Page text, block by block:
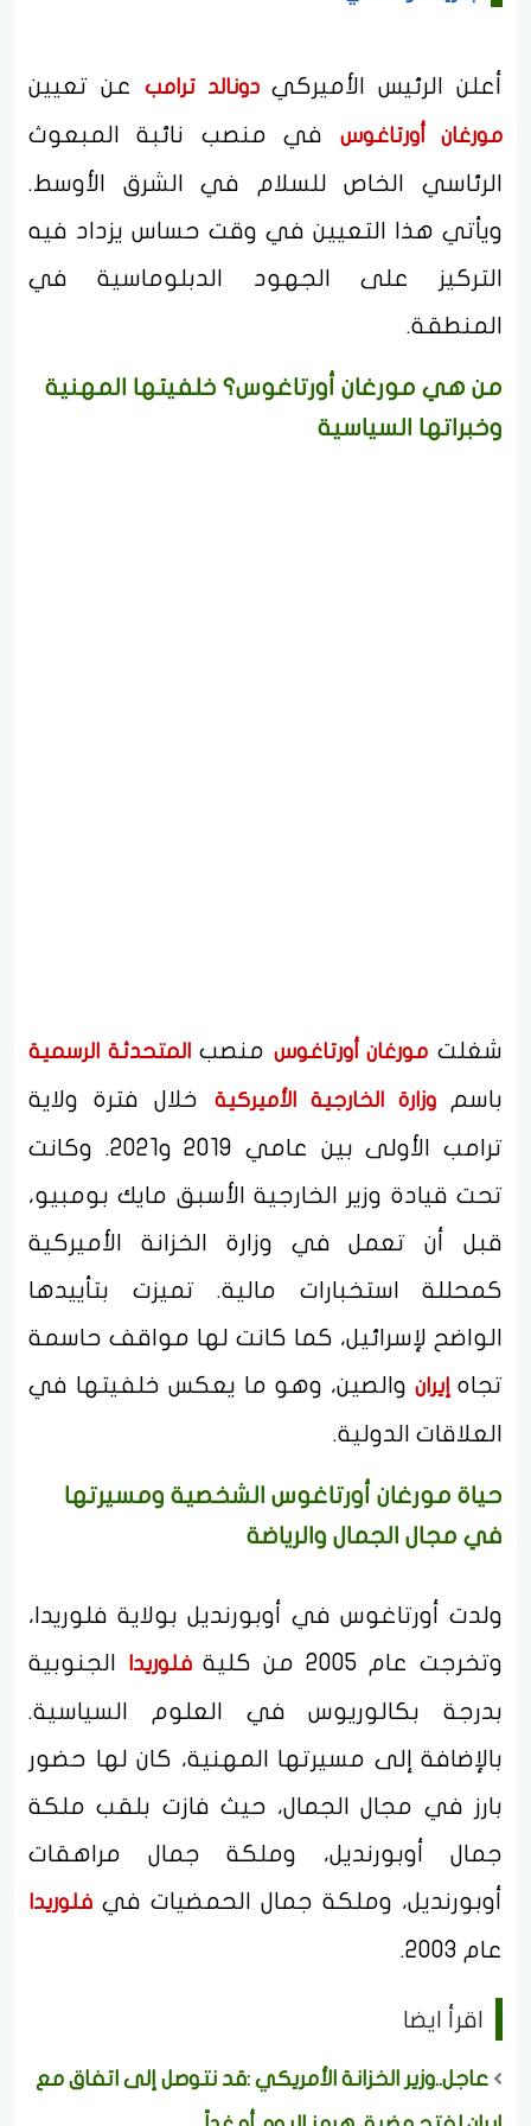
أعلن الرئيس الأميركي دونالد ترامب عن تعيين
مورغان أورتاغوس في منصب نائبة المبعوث
الرئاسي الخاص للسلام في الشرق الأوسط.
ويأتي هذا التعيين في وقت حساس يزداد فيه
التركيز على الجهود الدبلوماسية في
المنطقة.
من هي مورغان أورتاغوس؟ خلفيتها المهنية
وخبراتها السياسية
شغلت مورغان أورتاغوس منصبالمتحدثة الرسمية
باسم وزارة الخارجية الأميركية خلال فترة ولاية
ترامب الأولى بين عامي 2019 و2021. وكانت
تحت قيادة وزير الخارجية الأسبق مايك بومبيو،
قبل أن تعمل في وزارة الخزانة الأميركية
كمحللة استخبارات مالية. تميزت بتأييدها
الواضح لإسرائيل، كما كانت لها مواقف حاسمة
تجاهإيرانوالصين، وهو ما يعكس خلفيتها في
العلاقات الدولية.
حياة مورغان أورتاغوس الشخصية ومسيرتها
في مجال الجمال والرياضة
ولدت أورتاغوس في أوبورنديل بولاية فلوريدا،
وتخرجت عام 2005 من كلية
فلوريدا
الجنوبية
بدرجة بكالوريوس في العلوم السياسية.
بالإضافة إلى مسيرتها المهنية، كان لها حضور
بارز في مجال الجمال، حيث فازت بلقب ملكة
جمال أوبورنديل، وملكة جمال مراهقات
أوبورنديل، وملكة جمال الحمضيات في فلوريدا
عام 2003.
اقرأ ايضا
عاجل..وزير الخزانة الأمريكي :قد نتوصل إلى اتفاق مع